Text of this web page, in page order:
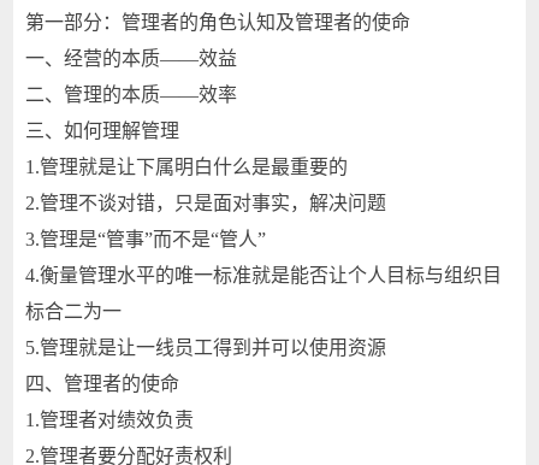
第一部分：管理者的角色认知及管理者的使命
一、经营的本质——效益
二、管理的本质——效率
三、如何理解管理
1.管理就是让下属明白什么是最重要的
2.管理不谈对错，只是面对事实，解决问题
3.管理是“管事”而不是“管人”
4.衡量管理水平的唯一标准就是能否让个人目标与组织目
标合二为一
5.管理就是让一线员工得到并可以使用资源
四、管理者的使命
1.管理者对绩效负责
2.管理者要分配好责权利